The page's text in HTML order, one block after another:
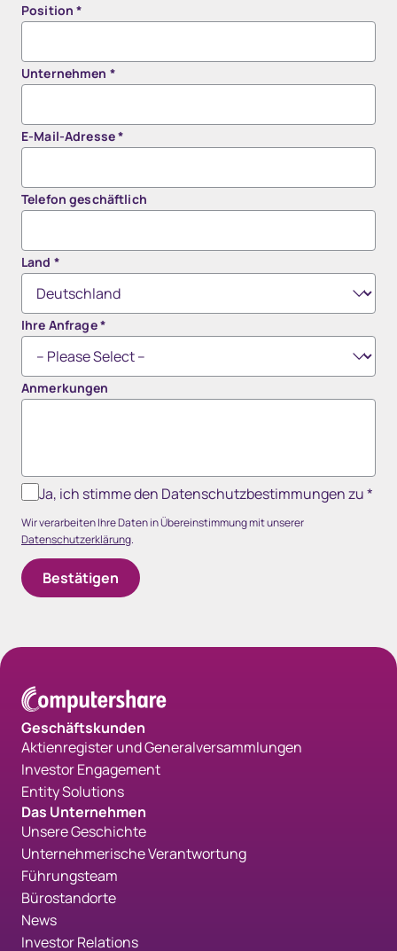
Position*
Unternehmen *
E-Mail-Adresse*
Telefon geschäftlich
Land *
Ihre Anfrage*
Anmerkungen
Ja, ich stimme den Datenschutzbestimmungen zu*
Wir verarbeiten Ihre Daten in Übereinstimmung mit unserer
Datenschutzerklärung.
Geschäftskunden
Aktienregister und Generalversammlungen
Investor Engagement
Entity Solutions
Das Unternehmen
Unsere Geschichte
Unternehmerische Verantwortung
Führungsteam
Bürostandorte
News
Investor Relations